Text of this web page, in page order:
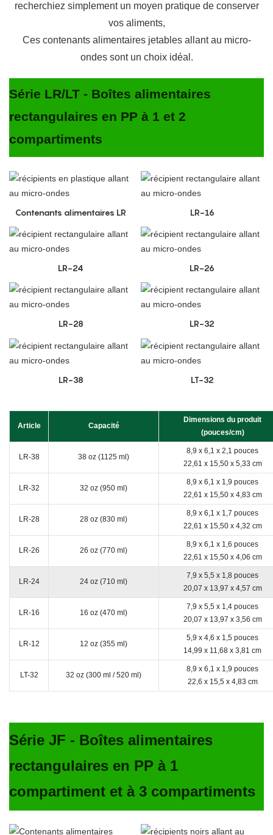
recherchiez simplement un moyen pratique de conserver
vos aliments,
Ces contenants alimentaires jetables allant au micro-
ondes sont un choix idéal.
Série LR/LT - Boîtes alimentaires
rectangulaires en PP à 1 et 2
compartiments
Contenants alimentaires LR LR-16
LR-24 LR-26
LR-28 LR-32
LR-38 LT-32
Article Capacité
Dimensions du produit
(pouces/cm)
LR-38 38 oz (1125 ml)
8,9 x 6,1 x 2,1 pouces
22,61 x 15,50 x 5,33 cm
LR-32 32 oz (950 ml)
8,9 x 6,1 x 1,9 pouces
22,61 x 15,50 x 4,83 cm
LR-28 28 oz (830 ml)
8,9 x 6,1 x 1,7 pouces
22,61 x 15,50 x 4,32 cm
LR-26 26 oz (770 ml)
8,9 x 6,1 x 1,6 pouces
22,61 x 15,50 x 4,06 cm
LR-24 24 oz (710 ml)
7,9 x 5,5 x 1,8 pouces
20,07 x 13,97 x 4,57 cm
LR-16 16 oz (470 ml)
7,9 x 5,5 x 1,4 pouces
20,07 x 13,97 x 3,56 cm
LR-12 12 oz (355 ml)
5,9 x 4,6 x 1,5 pouces
14,99 x 11,68 x 3,81 cm
LT-32 32 oz (300 ml / 520 ml)
8,9 x 6,1 x 1,9 pouces
22,6 x 15,5 x 4,83 cm
Série JF - Boîtes alimentaires
rectangulaires en PP à 1
compartiment et à 3 compartiments